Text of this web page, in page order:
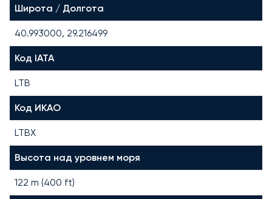
Широта / Долгота
40.993000, 29.216499
Код IATA
LTB
Код ИКАО
LTBX
Высота над уровнем моря
122 m (400 ft)